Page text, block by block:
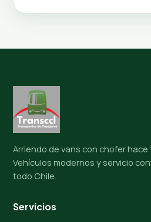
Arriendo de vans con chofer hace
Vehículos modernos y servicio
todo Chile.
Servicios